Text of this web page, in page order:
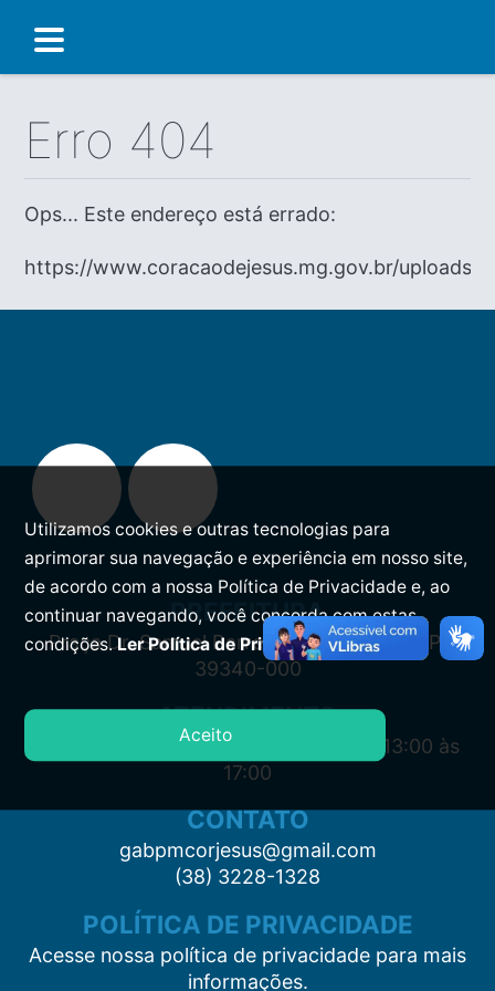
Erro 404
Ops... Este endereço está errado:
https://www.coracaodejesus.mg.gov.br/uploads/
PREFEITURA
Praça Dr. Samuel Barreto, s/n, Centro CEP:
39340-000
ATENDIMENTO
Segunda à Sexta: 7:00 às 11:00 e das 13:00 às
17:00
CONTATO
gabpmcorjesus@gmail.com
(38) 3228-1328
POLÍTICA DE PRIVACIDADE
Acesse nossa política de privacidade para mais
informações.
Utilizamos cookies e outras tecnologias para
aprimorar sua navegação e experiência em nosso site,
de acordo com a nossa Política de Privacidade e, ao
continuar navegando, você concorda com estas
condições.Ler Política de Privacidade.
Aceito